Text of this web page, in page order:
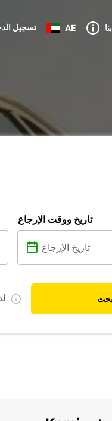
تسجيل AE
تاريخ ووقت الإرجاع